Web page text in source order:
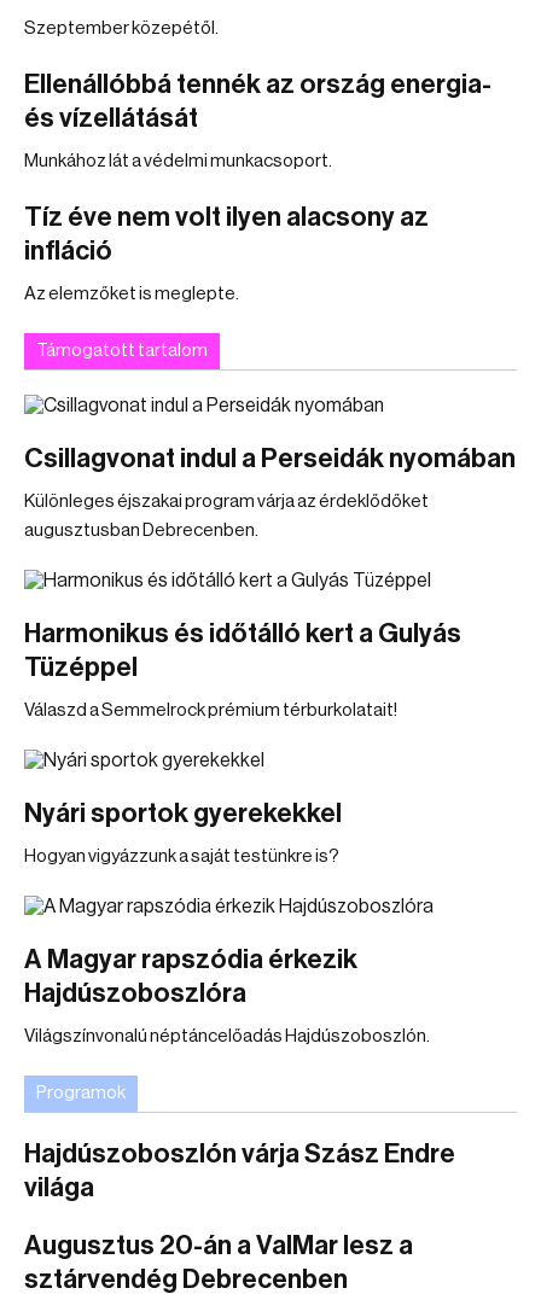
Szeptember közepétől.
Ellenállóbbá tennék az ország energia-
és vízellátását
Munkához lát a védelmi munkacsoport.
Tíz éve nem volt ilyen alacsony az
infláció
Az elemzőket is meglepte.
Támogatott tartalom
Csillagvonat indul a Perseidák nyomában
Különleges éjszakai program várja az érdeklődőket
augusztusban Debrecenben.
Harmonikus és időtálló kert a Gulyás
Tüzéppel
Válaszd a Semmelrock prémium térburkolatait!
Nyári sportok gyerekekkel
Hogyan vigyázzunk a saját testünkre is?
A Magyar rapszódia érkezik
Hajdúszoboszlóra
Világszínvonalú néptáncelőadás Hajdúszoboszlón.
Programok
Hajdúszoboszlón várja Szász Endre
világa
Augusztus 20-án a ValMar lesz a
sztárvendég Debrecenben